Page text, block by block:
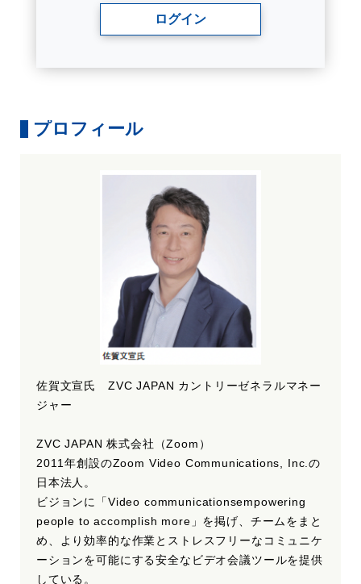
ログイン
プロフィール
佐賀文宣氏 ZVC JAPAN カントリーゼネラルマネー
ジャー
ZVC JAPAN 株式会社（Zoom）
2011年創設のZoom Video Communications, Inc.の
日本法人。
ビジョンに「Video communicationsempowering
people to accomplish more」を掲げ、チームをまと
め、より効率的な作業とストレスフリーなコミュニケ
ーションを可能にする安全なビデオ会議ツールを提供
している。